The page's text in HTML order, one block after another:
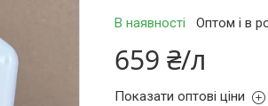
В наявності Оптом і в
659 ₴/л
Показати оптові ціни